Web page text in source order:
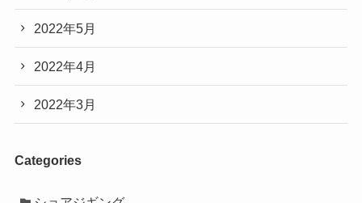
2022年5月
2022年4月
2022年3月
Categories